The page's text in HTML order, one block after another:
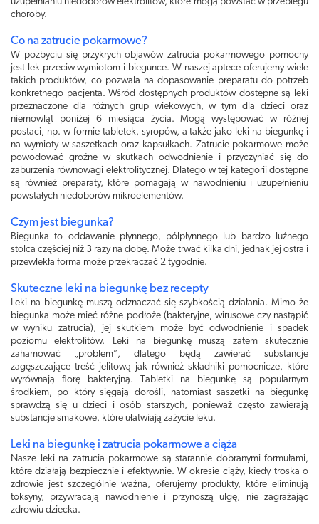
choroby.
Co na zatrucie pokarmowe?
W pozbyciu się przykrych objawów zatrucia pokarmowego pomocny
jest lek przeciw wymiotom i biegunce. W naszej aptece oferujemy wiele
takich produktów, co pozwala na dopasowanie preparatu do potrzeb
konkretnego pacjenta. Wśród dostępnych produktów dostępne są leki
przeznaczone dla różnych grup wiekowych, w tym dla dzieci oraz
niemowląt poniżej 6 miesiąca życia. Mogą występować w różnej
postaci, np. w formie tabletek, syropów, a także jako leki na biegunkę i
na wymioty w saszetkach oraz kapsułkach. Zatrucie pokarmowe może
powodować groźne w skutkach odwodnienie i przyczyniać się do
zaburzenia równowagi elektrolitycznej. Dlatego w tej kategorii dostępne
są również preparaty, które pomagają w nawodnieniu i uzupełnieniu
powstałych niedoborów mikroelementów.
Czym jest biegunka?
Biegunka to oddawanie płynnego, półpłynnego lub bardzo luźnego
stolca częściej niż 3 razy na dobę. Może trwać kilka dni, jednak jej ostra i
przewlekła forma może przekraczać 2 tygodnie.
Skuteczne leki na biegunkę bez recepty
Leki na biegunkę muszą odznaczać się szybkością działania. Mimo że
biegunka może mieć różne podłoże (bakteryjne, wirusowe czy nastąpić
w wyniku zatrucia), jej skutkiem może być odwodnienie i spadek
poziomu elektrolitów. Leki na biegunkę muszą zatem skutecznie
zahamować „problem”, dlatego będą zawierać substancje
zagęszczające treść jelitową jak również składniki pomocnicze, które
wyrównają florę bakteryjną. Tabletki na biegunkę są popularnym
środkiem, po który sięgają dorośli, natomiast saszetki na biegunkę
sprawdzą się u dzieci i osób starszych, ponieważ często zawierają
substancje smakowe, które ułatwiają zażycie leku.
Leki na biegunkę i zatrucia pokarmowe a ciąża
Nasze leki na zatrucia pokarmowe są starannie dobranymi formułami,
które działają bezpiecznie i efektywnie. W okresie ciąży, kiedy troska o
zdrowie jest szczególnie ważna, oferujemy produkty, które eliminują
toksyny, przywracają nawodnienie i przynoszą ulgę, nie zagrażając
zdrowiu dziecka.